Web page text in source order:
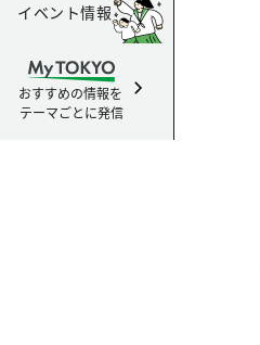
イベント情報
おすすめの情報を
テーマごとに発信